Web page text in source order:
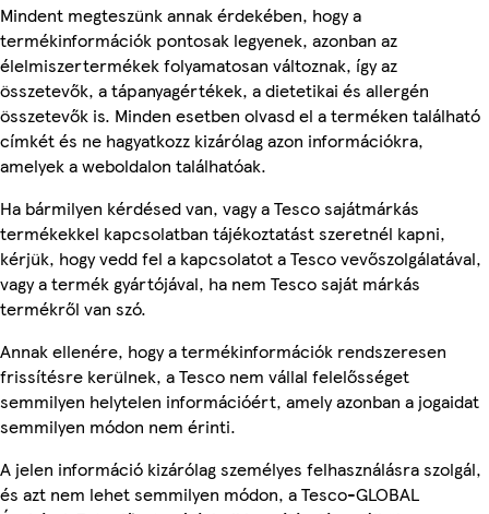
Mindent megteszünk annak érdekében, hogy a
termékinformációk pontosak legyenek, azonban az
élelmiszertermékek folyamatosan változnak, így az
összetevők, a tápanyagértékek, a dietetikai és allergén
összetevők is. Minden esetben olvasd el a terméken található
címkét és ne hagyatkozz kizárólag azon információkra,
amelyek a weboldalon találhatóak.
Ha bármilyen kérdésed van, vagy a Tesco sajátmárkás
termékekkel kapcsolatban tájékoztatást szeretnél kapni,
kérjük, hogy vedd fel a kapcsolatot a Tesco vevőszolgálatával,
vagy a termék gyártójával, ha nem Tesco saját márkás
termékről van szó.
Annak ellenére, hogy a termékinformációk rendszeresen
frissítésre kerülnek, a Tesco nem vállal felelősséget
semmilyen helytelen információért, amely azonban a jogaidat
semmilyen módon nem érinti.
A jelen információ kizárólag személyes felhasználásra szolgál,
és azt nem lehet semmilyen módon, a Tesco-GLOBAL